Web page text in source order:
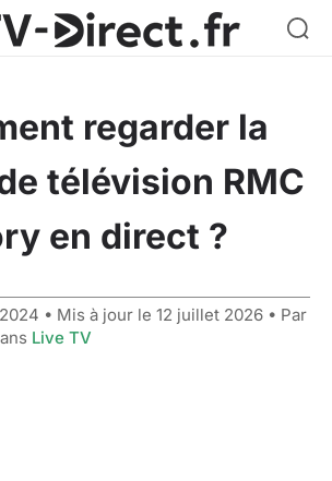
regarder la
télévision RMC
en direct ?
• Mis à jour le 12 juillet 2026 • Par
Live TV